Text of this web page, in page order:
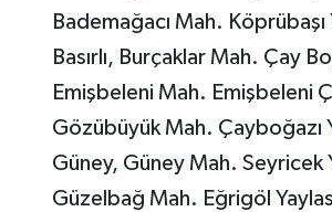
Bademağacı Mah. Köprübaşı
Basırlı, Burçaklar Mah. Çay
Emişbeleni Mah. Emişbeleni
Gözübüyük Mah. Çayboğazı
Güney, Güney Mah. Seyricek
Güzelbağ Mah. Eğrigöl